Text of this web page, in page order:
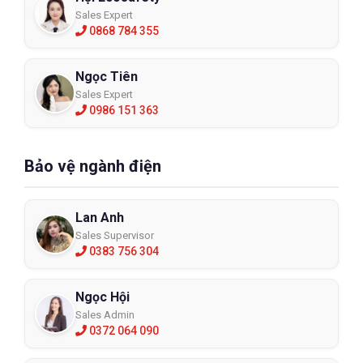
GL9500
Liên hệ ngay với ECO3D để được tư vấn và cung cấp giải
Sales Expert
0868 784 355
Ngọc Tiên
Sales Expert
0986 151 363
Bảo vệ ngành điện
Lan Anh
Sales Supervisor
0383 756 304
Ngọc Hội
Sales Admin
0372 064 090